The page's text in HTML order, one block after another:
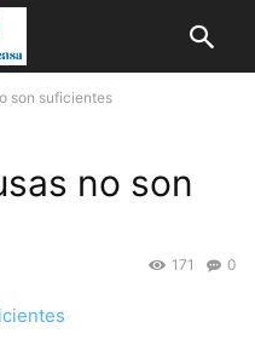
son suficientes
no son
0
171